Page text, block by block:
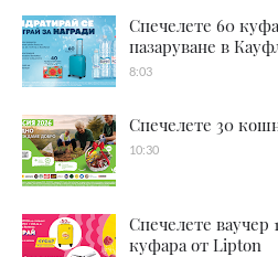
Спечелете 60
пазаруване в
8:03
Спечелете 30
10:30
Спечелете ваучер
куфара от Lipton